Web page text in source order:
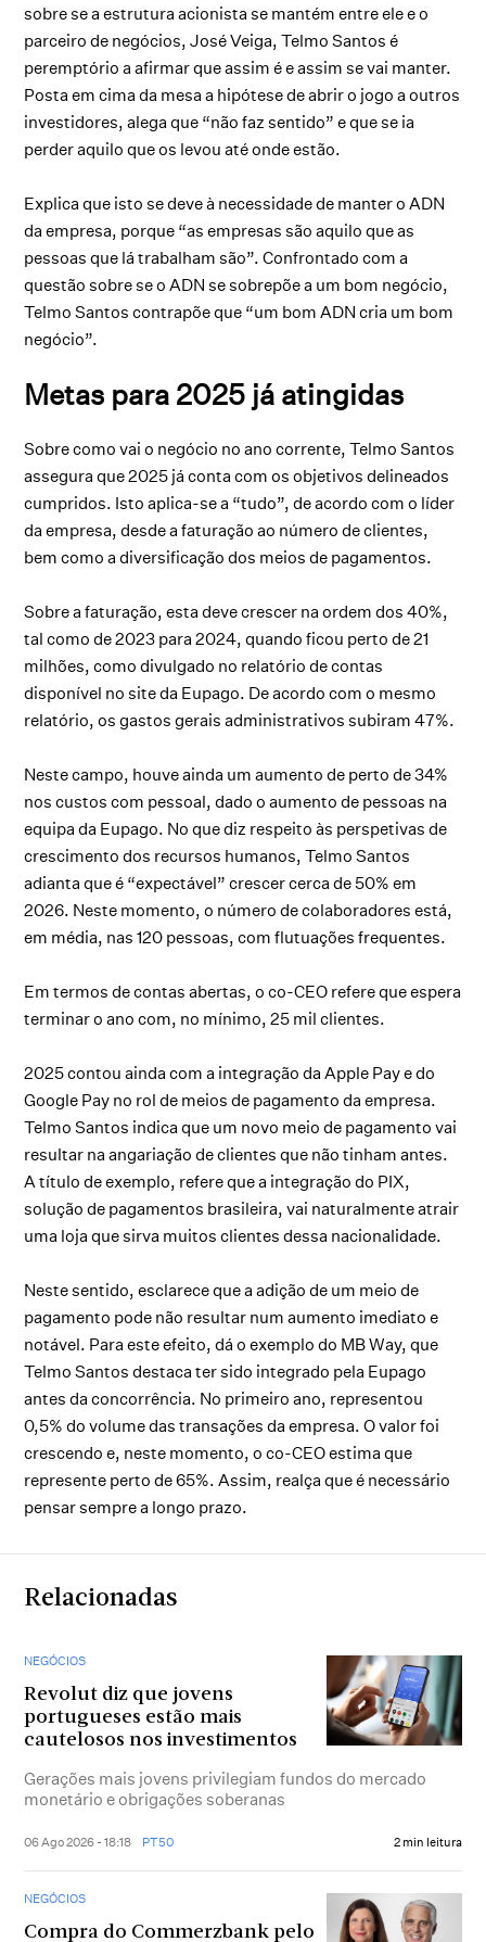
sobre se a estrutura acionista se mantém entre ele e o
parceiro de negócios, José Veiga, Telmo Santos é
peremptório a afirmar que assim é e assim se vai manter.
Posta em cima da mesa a hipótese de abrir o jogo a outros
investidores, alega que “não faz sentido” e que se ia
perder aquilo que os levou até onde estão.
Explica que isto se deve à necessidade de manter o ADN
da empresa, porque “as empresas são aquilo que as
pessoas que lá trabalham são”. Confrontado com a
questão sobre se o ADN se sobrepõe a um bom negócio,
Telmo Santos contrapõe que “um bom ADN cria um bom
negócio”.
Metas para 2025 já atingidas
Sobre como vai o negócio no ano corrente, Telmo Santos
assegura que 2025 já conta com os objetivos delineados
cumpridos. Isto aplica-se a “tudo”, de acordo com o líder
da empresa, desde a faturação ao número de clientes,
bem como a diversificação dos meios de pagamentos.
Sobre a faturação, esta deve crescer na ordem dos 40%,
tal como de 2023 para 2024, quando ficou perto de 21
milhões, como divulgado no relatório de contas
disponível no site da Eupago. De acordo com o mesmo
relatório, os gastos gerais administrativos subiram 47%.
Neste campo, houve ainda um aumento de perto de 34%
nos custos com pessoal, dado o aumento de pessoas na
equipa da Eupago. No que diz respeito às perspetivas de
crescimento dos recursos humanos, Telmo Santos
adianta que é “expectável” crescer cerca de 50% em
2026. Neste momento, o número de colaboradores está,
em média, nas 120 pessoas, com flutuações frequentes.
Em termos de contas abertas, o co-CEO refere que espera
terminar o ano com, no mínimo, 25 mil clientes.
2025 contou ainda com a integração da Apple Pay e do
Google Pay no rol de meios de pagamento da empresa.
Telmo Santos indica que um novo meio de pagamento vai
resultar na angariação de clientes que não tinham antes.
A título de exemplo, refere que a integração do PIX,
solução de pagamentos brasileira, vai naturalmente atrair
uma loja que sirva muitos clientes dessa nacionalidade.
Neste sentido, esclarece que a adição de um meio de
pagamento pode não resultar num aumento imediato e
notável. Para este efeito, dá o exemplo do MB Way, que
Telmo Santos destaca ter sido integrado pela Eupago
antes da concorrência. No primeiro ano, representou
0,5% do volume das transações da empresa. O valor foi
crescendo e, neste momento, o co-CEO estima que
represente perto de 65%. Assim, realça que é necessário
pensar sempre a longo prazo.
Relacionadas
NEGÓCIOS
Revolut diz que jovens
portugueses estão mais
cautelosos nos investimentos
Gerações mais jovens privilegiam fundos do mercado
monetário e obrigações soberanas
06 Ago 2026 - 18:18 PT50 2 min leitura
NEGÓCIOS
Compra do Commerzbank pelo